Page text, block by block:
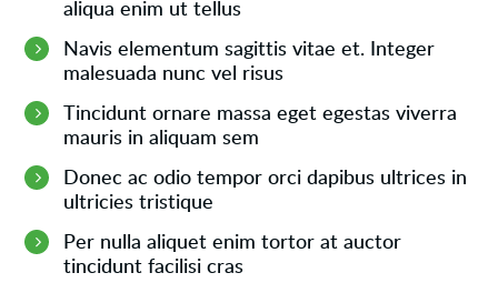
aliqua enim ut tellus
Navis elementum sagittis vitae et. Integer
malesuada nunc vel risus
Tincidunt ornare massa eget egestas viverra
mauris in aliquam sem
Donec ac odio tempor orci dapibus ultrices in
ultricies tristique
Per nulla aliquet enim tortor at auctor
tincidunt facilisi cras